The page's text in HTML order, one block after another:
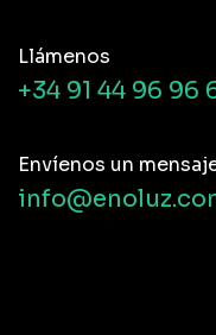
Llámenos
+34 91 44 96 96
Envíenos un